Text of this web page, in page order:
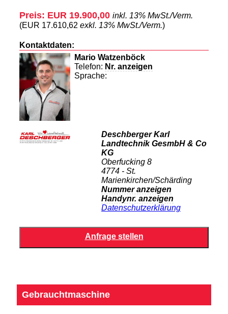
Preis: EUR 19.900,00 inkl. 13% MwSt./Verm.
(EUR 17.610,62 exkl. 13% MwSt./Verm.)
Kontaktdaten:
Mario Watzenböck
Telefon: Nr. anzeigen
Sprache:
Deschberger Karl
Landtechnik GesmbH & Co
KG
Oberfucking 8
4774 - St.
Marienkirchen/Schärding
Nummer anzeigen
Handynr. anzeigen
Datenschutzerklärung
Gebrauchtmaschine